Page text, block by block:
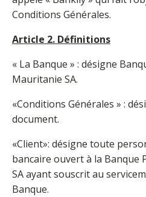
Conditions Générales.
Article 2. Définitions
« La Banque » : désigne
Mauritanie SA.
«Conditions Générales » :
document.
«Client»: désigne toute
bancaire ouvert à la Banque
SA ayant souscrit au
Banque.